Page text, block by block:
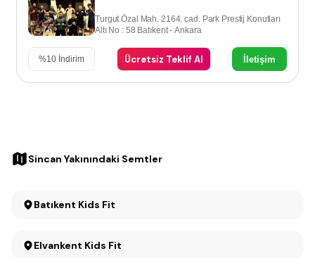
Turgut Özal Mah. 2164. cad. Park Prestij Konutları
Altı No : 58 Batıkent - Ankara
%10 İndirim Ücretsiz Teklif Al İletişim
Sincan Yakınındaki Semtler
Batıkent Kids Fit
Elvankent Kids Fit